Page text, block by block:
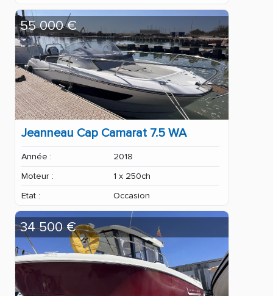
Jeanneau Cap Camarat 7.5 WA
Année :
2018
Moteur :
1 x 250ch
Etat :
Occasion
55 000 €
34 500 €